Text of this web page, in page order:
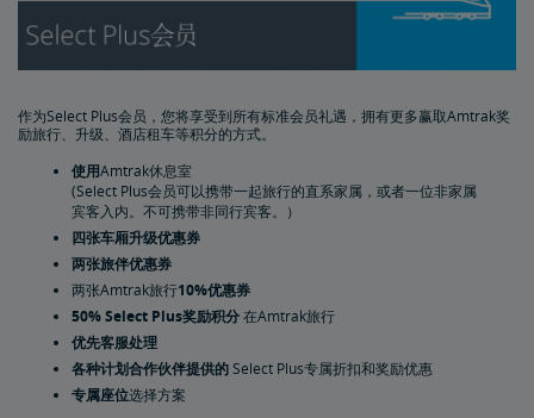
Select礼遇
Preferred Mastercard®礼遇
Mastercard ® 礼遇
赢取方式
Amtrak旅行
零售与专业合作伙伴
兑换方式
作为Select Plus会员，您将享受到所有标准会员礼遇，拥有更多赢取Amtrak奖
励旅行、升级、酒店租车等积分的方式。
使用Amtrak休息室
(Select Plus会员可以携带一起旅行的直系家属，或者一位非家属
宾客入内。不可携带非同行宾客。）
四张车厢升级优惠券
两张旅伴优惠券
两张Amtrak旅行10%优惠券
50% Select Plus奖励积分在Amtrak旅行
优先客服处理
各种计划合作伙伴提供的Select Plus专属折扣和奖励优惠
专属座位选择方案